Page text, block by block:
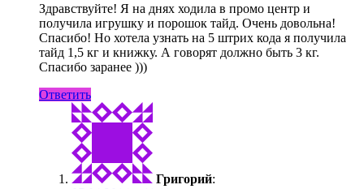
Здравствуйте! Я на днях ходила в промо центр и
получила игрушку и порошок тайд. Очень довольна!
Спасибо! Но хотела узнать на 5 штрих кода я получила
тайд 1,5 кг и книжку. А говорят должно быть 3 кг.
Спасибо заранее )))
Ответить
Григорий: